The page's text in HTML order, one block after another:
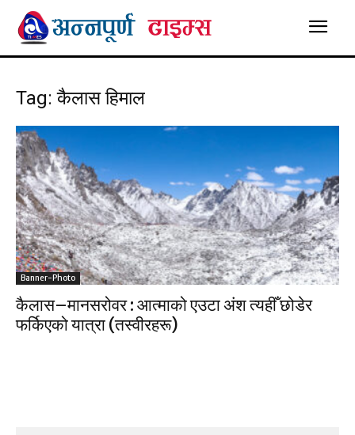
Tag: कैलास हिमाल
Banner-Photo
कैलास–मानसरोवर : आत्माको एउटा अंश त्यहीँ छोडेर
फर्किएको यात्रा (तस्वीरहरू)